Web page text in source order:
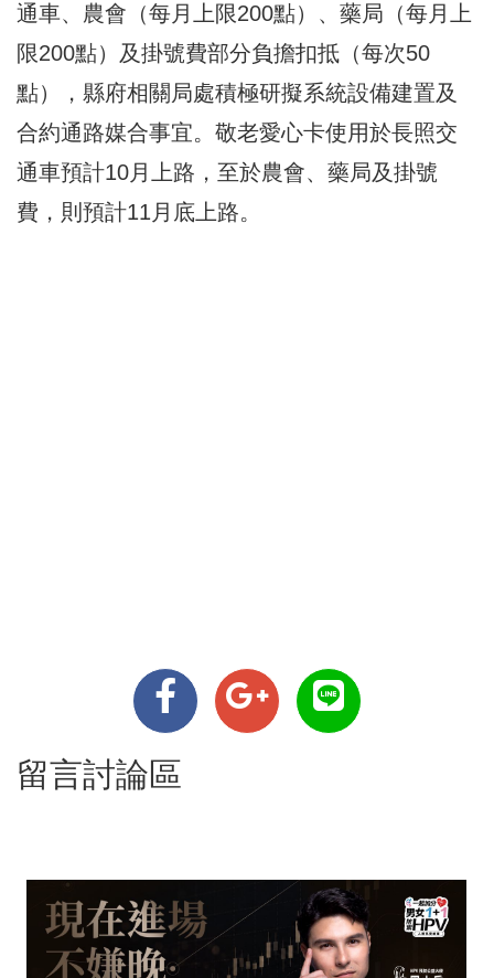
通車、農會（每月上限200點）、藥局（每月上
限200點）及掛號費部分負擔扣抵（每次50
點），縣府相關局處積極研擬系統設備建置及
合約通路媒合事宜。敬老愛心卡使用於長照交
通車預計10月上路，至於農會、藥局及掛號
費，則預計11月底上路。
留言討論區